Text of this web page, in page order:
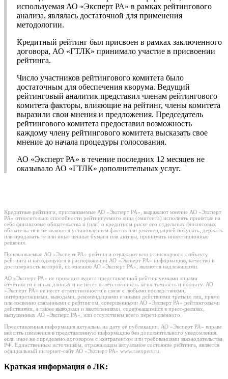
используемая АО «Эксперт РА» в рамках рейтингового
анализа, являлась достаточной для применения
методологии.
Кредитный рейтинг был присвоен в рамках заключенного
договора, АО «ГТЛК» принимало участие в присвоении
рейтинга.
Число участников рейтингового комитета было
достаточным для обеспечения кворума. Ведущий
рейтинговый аналитик представил членам рейтингового
комитета факторы, влияющие на рейтинг, члены комитета
выразили свои мнения и предложения. Председатель
рейтингового комитета предоставил возможность
каждому члену рейтингового комитета высказать свое
мнение до начала процедуры голосования.
АО «Эксперт РА» в течение последних 12 месяцев не
оказывало АО «ГТЛК» дополнительных услуг.
Кредитные рейтинги, присваиваемые АО «Эксперт РА», выражают мнение АО «Эксперт
РА» относительно способности рейтингуемого лица (эмитента) исполнять принятые на
себя финансовые обязательства и (или) о кредитном риске его отдельных финансовых
обязательств и не являются установлением фактов или рекомендацией покупать, держать
или продавать те или иные ценные бумаги или активы, принимать инвестиционные
решения.
Присваиваемые АО «Эксперт РА» рейтинги отражают всю относящуюся к объекту
рейтинга и находящуюся в распоряжении АО «Эксперт РА» информацию, качество и
достоверность которой, по мнению АО «Эксперт РА», являются надлежащими.
АО «Эксперт РА» не проводит аудита представленной рейтингуемыми лицами
отчётности и иных данных и не несёт ответственность за их точность и полноту. АО
«Эксперт РА» не несет ответственности в связи с любыми последствиями,
интерпретациями, выводами, рекомендациями и иными действиями третьих лиц, прямо
или косвенно связанными с рейтингом, совершенными АО «Эксперт РА» рейтинговыми
действиями, а также выводами и заключениями, содержащимися в пресс-релизах,
выпущенных АО «Эксперт РА», или отсутствием всего перечисленного.
Представленная информация актуальна на дату её публикации. АО «Эксперт РА» вправе
вносить изменения в представленную информацию без дополнительного уведомления,
если иное не определено договором с контрагентом или требованиями законодательства
РФ. Единственным источником, отражающим актуальное состояние рейтинга, является
официальный интернет-сайт АО «Эксперт РА» www.raexpert.ru.
Краткая информация о ЛК: